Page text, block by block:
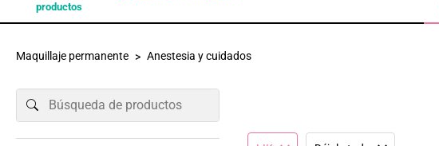
productos
Maquillaje permanente Anestesia y cuidados